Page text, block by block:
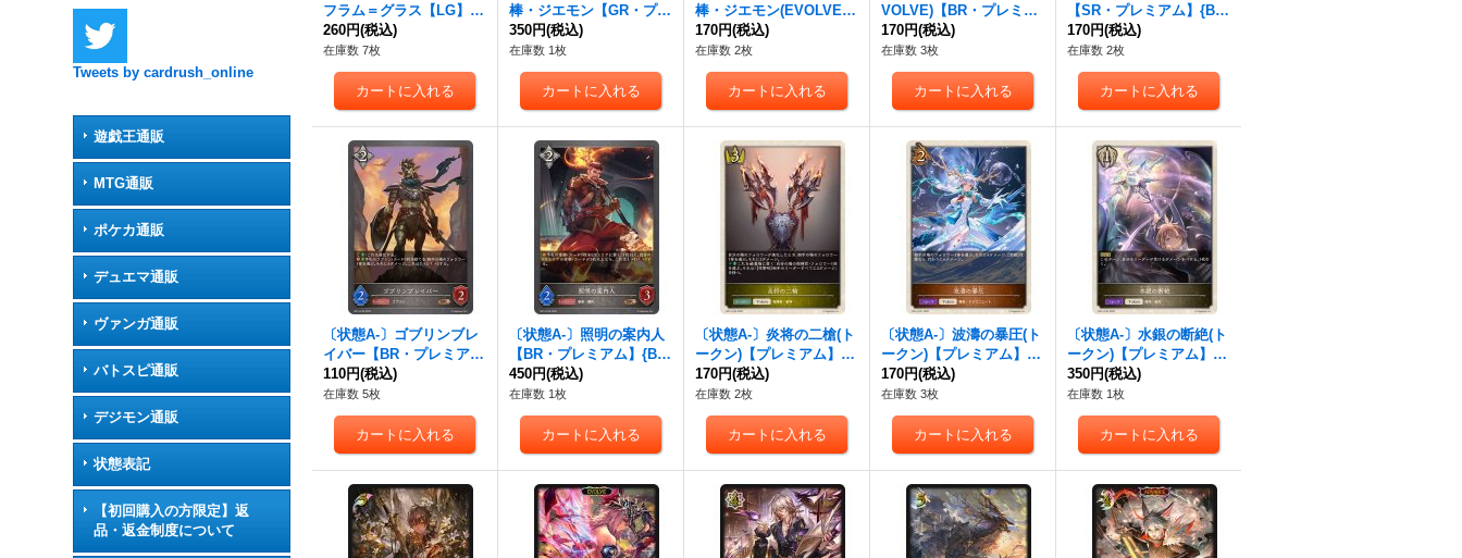
Tweets by cardrush_online
遊戯王通販
MTG通販
ポケカ通販
デュエマ通販
ヴァンガ通販
バトスピ通販
デジモン通販
状態表記
【初回購入の方限定】返
品・返金制度について
フラム＝グラス【LG】{B
P14-107}《ニュートラ
ル》
260円(税込)
在庫数 7枚
棒・ジエモン【GR・プレ
ミアム】{BP14-P05}《ロ
イヤル》
350円(税込)
在庫数 1枚
棒・ジエモン(EVOLVE)
【GR・プレミアム】{BP
14-P06}《ロイヤル》
170円(税込)
在庫数 2枚
VOLVE)【BR・プレミア
ム】{BP14-P08}《ロイヤ
ル》
170円(税込)
在庫数 3枚
【SR・プレミアム】{BP
14-P10}《ウィッチ》
170円(税込)
在庫数 2枚
〔状態A-〕ゴブリンブレ
イバー【BR・プレミア
ム】{BP14-P26}《ニュー
トラル》
110円(税込)
在庫数 5枚
〔状態A-〕照明の案内人
【BR・プレミアム】{BP
14-P28}《ニュートラル》
450円(税込)
在庫数 1枚
〔状態A-〕炎将の二槍(ト
ークン)【プレミアム】{B
P14-P30}《ロイヤル》
170円(税込)
在庫数 2枚
〔状態A-〕波濤の暴圧(ト
ークン)【プレミアム】{B
P14-P31}《ドラゴン》
170円(税込)
在庫数 3枚
〔状態A-〕水銀の断絶(ト
ークン)【プレミアム】{B
P14-P33}《ビショップ》
350円(税込)
在庫数 1枚